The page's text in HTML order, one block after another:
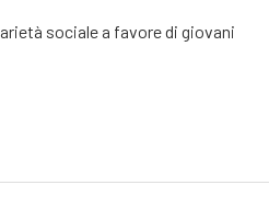
sociale a favore di giovani